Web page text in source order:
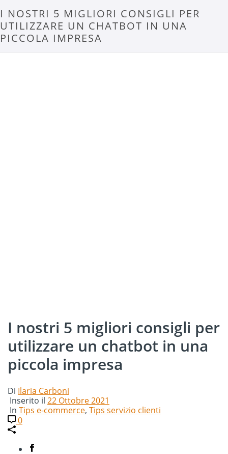
I NOSTRI 5 MIGLIORI CONSIGLI PER
UTILIZZARE UN CHATBOT IN UNA
PICCOLA IMPRESA
I nostri 5 migliori consigli per
utilizzare un chatbot in una
piccola impresa
Di Ilaria Carboni
Inserito il 22 Ottobre 2021
In Tips e-commerce, Tips servizio clienti
0